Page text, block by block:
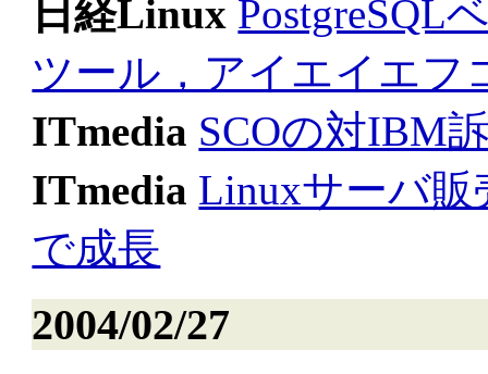
日経Linux PostgreSQL
ツール，アイエイエフ
ITmedia SCOの対IBM
ITmedia Linuxサーバ
で成長
2004/02/27